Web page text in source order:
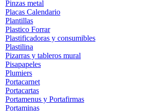
Pinzas metal
Placas Calendario
Plantillas
Plastico Forrar
Plastificadoras y consumibles
Plastilina
Pizarras y tableros mural
Pisapapeles
Plumiers
Portacarnet
Portacartas
Portamenus y Portafirmas
Portaminas